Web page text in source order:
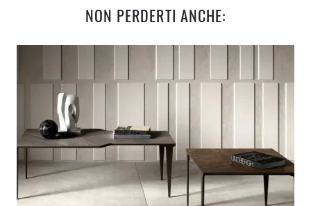
NON PERDERTI ANCHE: